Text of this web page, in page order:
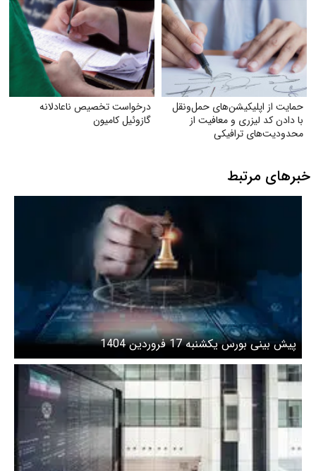
حمایت از اپلیکیشن‌های حمل‌ونقل
با دادن کد لیزری و معافیت از
محدودیت‌های ترافیکی
درخواست تخصیص ناعادلانه
گازوئیل کامیون
خبرهای مرتبط
پیش بینی بورس یکشنبه 17 فروردین 1404